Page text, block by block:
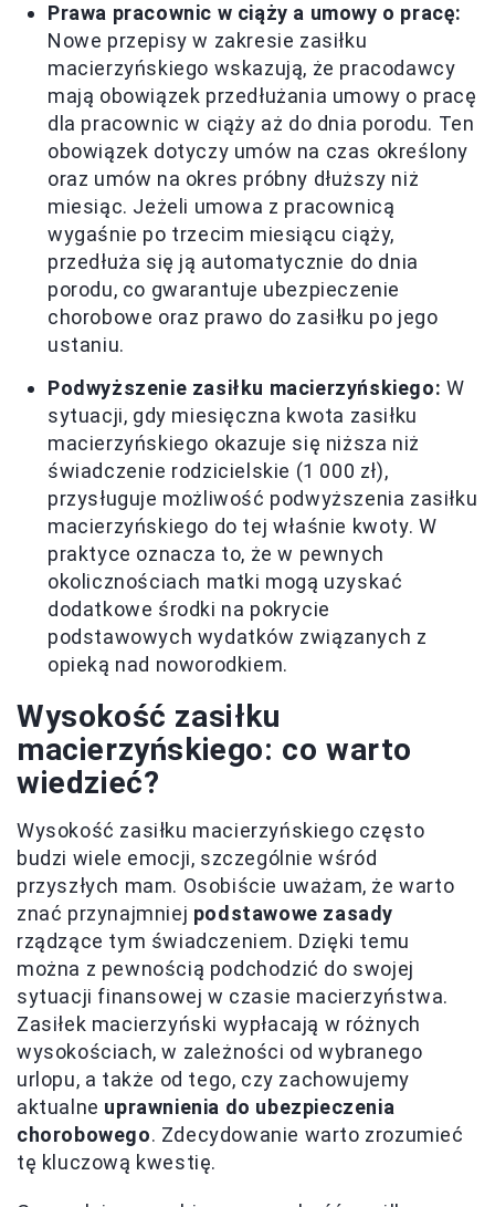
Prawa pracownic w ciąży a umowy o pracę:
Nowe przepisy w zakresie zasiłku
macierzyńskiego wskazują, że pracodawcy
mają obowiązek przedłużania umowy o pracę
dla pracownic w ciąży aż do dnia porodu. Ten
obowiązek dotyczy umów na czas określony
oraz umów na okres próbny dłuższy niż
miesiąc. Jeżeli umowa z pracownicą
wygaśnie po trzecim miesiącu ciąży,
przedłuża się ją automatycznie do dnia
porodu, co gwarantuje ubezpieczenie
chorobowe oraz prawo do zasiłku po jego
ustaniu.
Podwyższenie zasiłku macierzyńskiego: W
sytuacji, gdy miesięczna kwota zasiłku
macierzyńskiego okazuje się niższa niż
świadczenie rodzicielskie (1 000 zł),
przysługuje możliwość podwyższenia zasiłku
macierzyńskiego do tej właśnie kwoty. W
praktyce oznacza to, że w pewnych
okolicznościach matki mogą uzyskać
dodatkowe środki na pokrycie
podstawowych wydatków związanych z
opieką nad noworodkiem.
Wysokość zasiłku
macierzyńskiego: co warto
wiedzieć?
Wysokość zasiłku macierzyńskiego często
budzi wiele emocji, szczególnie wśród
przyszłych mam. Osobiście uważam, że warto
znać przynajmniej podstawowe zasady
rządzące tym świadczeniem. Dzięki temu
można z pewnością podchodzić do swojej
sytuacji finansowej w czasie macierzyństwa.
Zasiłek macierzyński wypłacają w różnych
wysokościach, w zależności od wybranego
urlopu, a także od tego, czy zachowujemy
aktualne uprawnienia do ubezpieczenia
chorobowego. Zdecydowanie warto zrozumieć
tę kluczową kwestię.